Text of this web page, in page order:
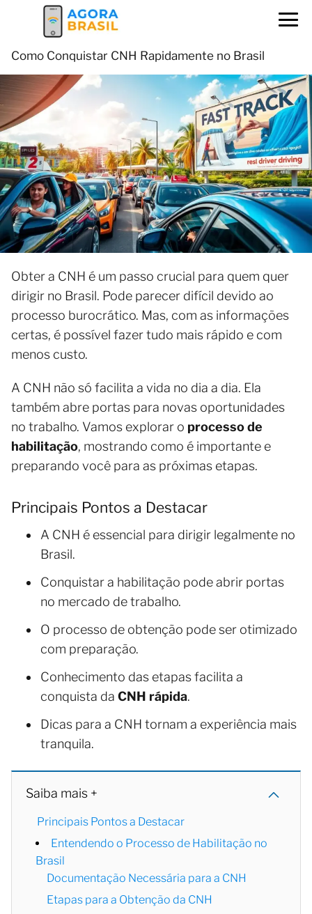
Como Conquistar CNH Rapidamente no Brasil
Obter a CNH é um passo crucial para quem quer
dirigir no Brasil. Pode parecer difícil devido ao
processo burocrático. Mas, com as informações
certas, é possível fazer tudo mais rápido e com
menos custo.
A CNH não só facilita a vida no dia a dia. Ela
também abre portas para novas oportunidades
no trabalho. Vamos explorar o processo de
habilitação, mostrando como é importante e
preparando você para as próximas etapas.
Principais Pontos a Destacar
A CNH é essencial para dirigir legalmente no
Brasil.
Conquistar a habilitação pode abrir portas
no mercado de trabalho.
O processo de obtenção pode ser otimizado
com preparação.
Conhecimento das etapas facilita a
conquista da CNH rápida.
Dicas para a CNH tornam a experiência mais
tranquila.
Saiba mais +
Principais Pontos a Destacar
Entendendo o Processo de Habilitação no
Brasil
Documentação Necessária para a CNH
Etapas para a Obtenção da CNH